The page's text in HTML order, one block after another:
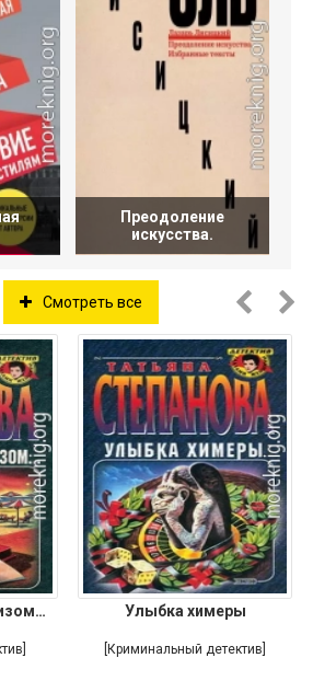
Преодоление
искусства.
Смотреть все
Улыбка химеры
[Криминальный детектив]